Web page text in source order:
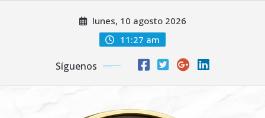
lunes, 10 agosto 2026
11:27 am
Síguenos